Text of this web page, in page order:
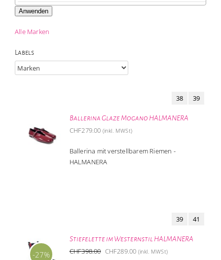
Ballerina Glaze Mogano HALMANERA
38 39
CHF279.00 (inkl. MWSt)
Ballerina mit verstellbarem Riemen -
HALMANERA
-27%
Stiefelette im Westernstil HALMANERA
39 41
CHF398.00 Ursprünglicher
CHF289.00Aktueller
(inkl. MWSt)
Anwenden
Alle Marken
Labels